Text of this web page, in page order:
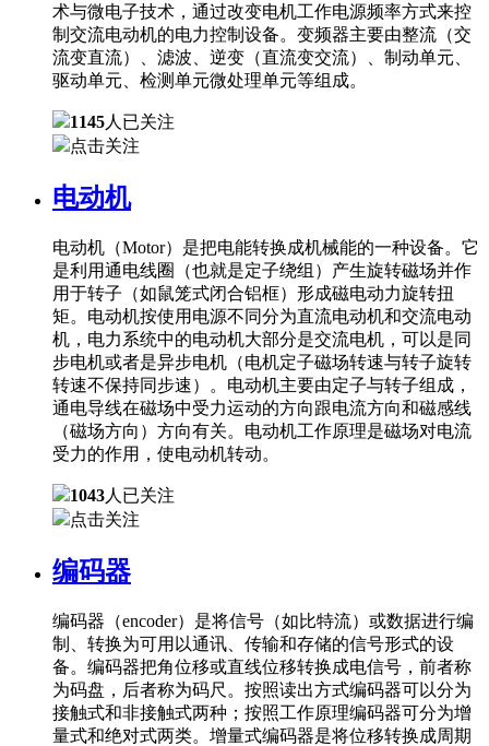
术与微电子技术，通过改变电机工作电源频率方式来控
制交流电动机的电力控制设备。变频器主要由整流（交
流变直流）、滤波、逆变（直流变交流）、制动单元、
驱动单元、检测单元微处理单元等组成。
1145人已关注
点击关注
电动机
电动机（Motor）是把电能转换成机械能的一种设备。它
是利用通电线圈（也就是定子绕组）产生旋转磁场并作
用于转子（如鼠笼式闭合铝框）形成磁电动力旋转扭
矩。电动机按使用电源不同分为直流电动机和交流电动
机，电力系统中的电动机大部分是交流电机，可以是同
步电机或者是异步电机（电机定子磁场转速与转子旋转
转速不保持同步速）。电动机主要由定子与转子组成，
通电导线在磁场中受力运动的方向跟电流方向和磁感线
（磁场方向）方向有关。电动机工作原理是磁场对电流
受力的作用，使电动机转动。
1043人已关注
点击关注
编码器
编码器（encoder）是将信号（如比特流）或数据进行编
制、转换为可用以通讯、传输和存储的信号形式的设
备。编码器把角位移或直线位移转换成电信号，前者称
为码盘，后者称为码尺。按照读出方式编码器可以分为
接触式和非接触式两种；按照工作原理编码器可分为增
量式和绝对式两类。增量式编码器是将位移转换成周期